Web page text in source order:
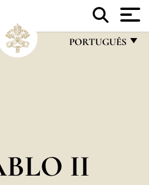
PORTUGUÊS
ESPAÑOL
DEUTSCH
II